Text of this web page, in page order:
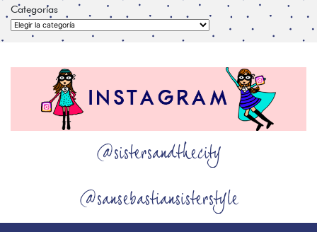
Categorías
Categorías
@sistersandthecity
@sansebastiansisterstyle